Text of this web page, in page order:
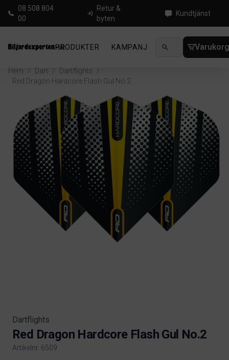
08 508 804
00
Retur &
byten
Kundtjänst
PRODUKTER KAMPANJ NYHETER
Hem / Dart / Dartflights
/
Red Dragon Hardcore Flash Gul No.2
Dartflights
Red Dragon Hardcore Flash Gul No.2
Artikelnr. 6509